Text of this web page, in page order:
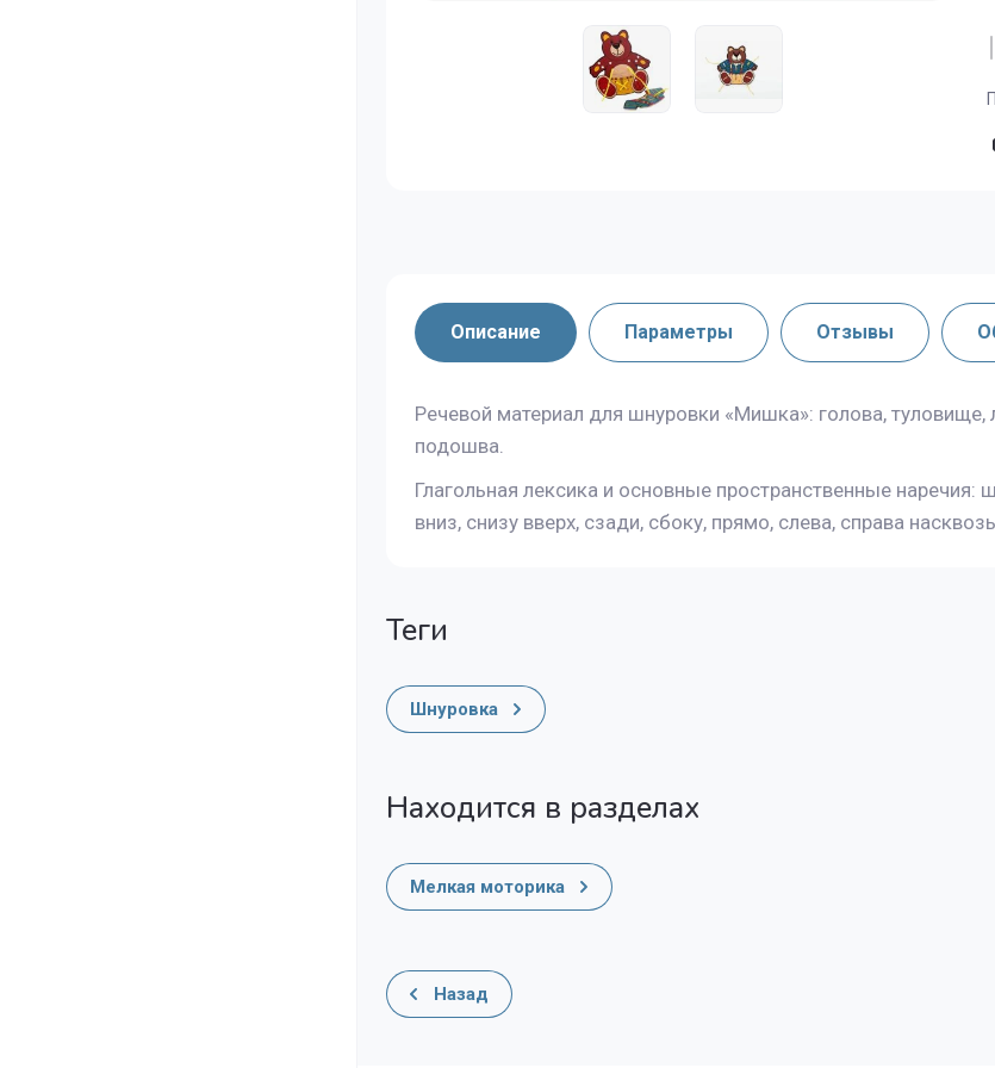
Описание Параметры Отзывы
Речевой материал для шнуровки «Мишка»: голова,
подошва.
Глагольная лексика и основные пространственные наречия:
вниз, снизу вверх, сзади, сбоку, прямо, слева, справа
теги
Шнуровка
Находится в разделах
Мелкая моторика
Назад